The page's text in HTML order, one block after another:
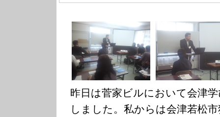
昨日は菅家ビルにおいて会津
しました。私からは会津若松